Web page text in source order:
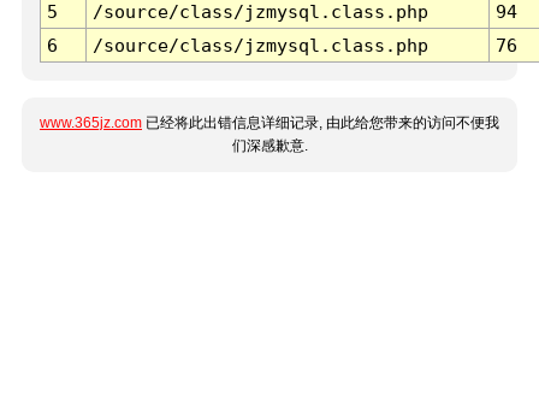
5
/source/class/jzmysql.class.php
94
6
/source/class/jzmysql.class.php 76
www.365jz.com 已经将此出错信息详细记录, 由此给您带来的访问不便我
们深感歉意.